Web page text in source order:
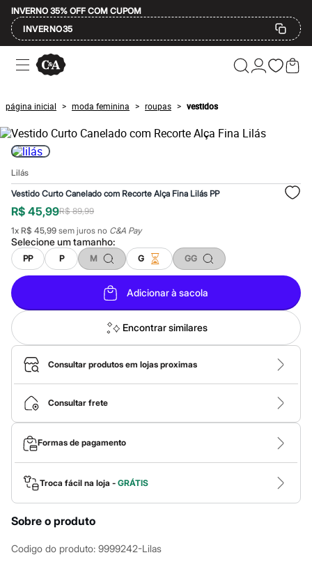
INVERNO 35% OFF COM CUPOM
INVERNO35
Ofertas
Compre por Departamento
Masculino
Infantil
Calçados
Mindse7
Plus Size
Até 40% off
Até 60% off
A partir de 60% off
Feminino
Em alta
Inverno
Alfaiataria
Novidades
Roupas
Blusas e Camisetas
Básicos
Calças
Casacos e Jaquetas
Jeans
Macacões
Saias
Shorts e Bermudas
Acessórios
Bolsas
Bonés e Chapéus
Bijoux
Cintos
Óculos
Relógios
Calçados
Botas
Chinelos
Rasteirinhas
Sandálias
Sapatilhas
página inicial > moda feminina > roupas > vestidos
Lilás
Vestido Curto Canelado com Recorte Alça Fina Lilás PP
R$ 45,99R$ 89,99
1x R$ 45,99 sem juros no C&A Pay
Selecione umtamanho:
PP P M G GG
Adicionar à sacola
Encontrar similares
Consultar produtos em lojas proximas
Consultar frete
Formas de pagamento
Troca fácil na loja - GRÁTIS
Sobre o produto
Codigo do produto: 9999242-Lilas